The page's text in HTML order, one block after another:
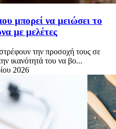
μπορεί να μειώσει το
με μελέτες
την προσοχή τους σε
ικανότητά του να βο...
2026